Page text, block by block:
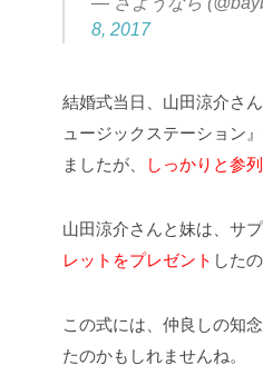
8, 2017
結婚式当日、山田涼介さ
ュージックステーション
ましたが、
しっかりと参列
山田涼介さんと妹は、サ
レットをプレゼント した
この式には、仲良しの知
たのかもしれませんね。